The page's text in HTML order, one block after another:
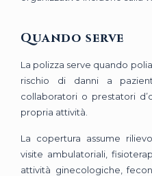
Quando serve
La polizza serve quando
rischio di danni a
collaboratori o prestatori
propria attività.
La copertura assume
visite ambulatoriali,
attività ginecologiche,